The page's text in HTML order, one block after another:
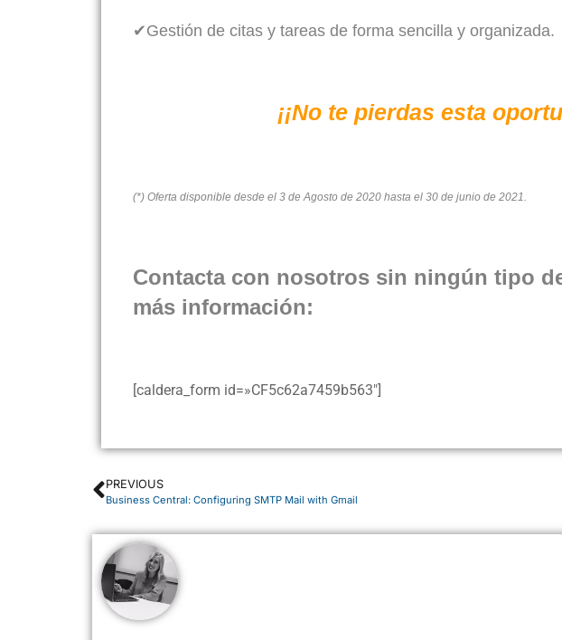
✔Gestión de citas y tareas de forma sencilla y organizada.
¡¡No te pierdas esta
(*) Oferta disponible desde el 3 de Agosto de 2020 hasta el 30 de junio de 2021.
Contacta con nosotros sin ningún tipo
más información:
[caldera_form id=»CF5c62a7459b563″]
PREVIOUS
Business Central: Configuring SMTP Mail with Gmail